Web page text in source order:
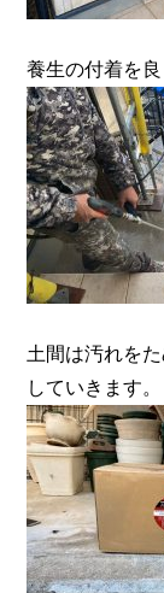
養生の付着を
土間は汚れを
していきます。